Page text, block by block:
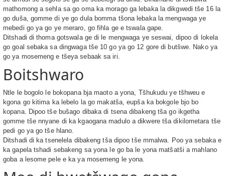
mathomong a sehla sa go oma ka morago ga lebaka la dikgwedi tše 16 la
go duša, gomme di ye go dula bomma tšona lebaka la mengwaga ye
mebedi go ya go ye meraro, go fihla ge e tswala gape.
Ditshadi di thoma gotswala ge di le mengwaga ye seswai, dipoo di lokela
go goal sebaka sa dingwaga tše 10 go ya go 12 gore di butšwe. Nako ya
go ya mosemeng e tšeya sebaak sa iri.
Boitshwaro
Ntle le bogolo le bokopana bja maoto a yona, Tšhukudu ye tšhweu e
kgona go kitima ka lebelo la go makatša, eupša ka bokgole bjo bo
kopana. Dipoo tše bušago dibaka di tsena dibakeng tša go ikgetha
gomme tše nnyane di ka kgaogana madulo a dikwere tša dikilometara tše
pedi go ya go tše hlano.
Ditshadi di ka tsenelela dibakeng tša dipoo tše mmalwa. Poo ya sebaka e
ka gapela tshadi sebakeng sa yona le go ba le yona matšatši a mahlano
goba a lesome pele e ka ya mosemeng le yona.